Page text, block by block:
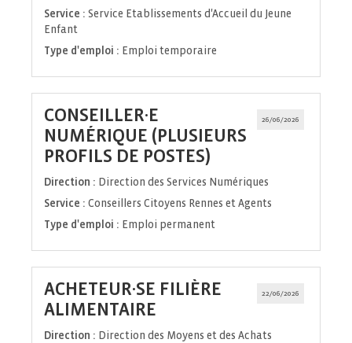
Service : Service Etablissements d'Accueil du Jeune
Enfant
Type d'emploi : Emploi temporaire
26/06/2026
CONSEILLER·E
NUMÉRIQUE (PLUSIEURS
PROFILS DE POSTES)
fenêtre)
Direction : Direction des Services Numériques
Service : Conseillers Citoyens Rennes et Agents
Type d'emploi : Emploi permanent
22/06/2026
ACHETEUR·SE FILIÈRE
ALIMENTAIRE
fenêtre)
Direction : Direction des Moyens et des Achats